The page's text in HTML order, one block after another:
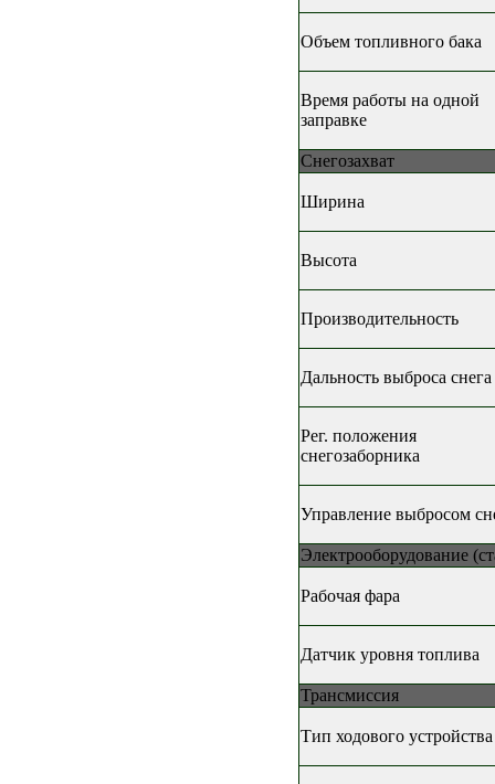
Объем топливного бака
Время работы на одной
заправке
Снегозахват
Ширина
Высота
Производительность
Дальность выброса снега
Рег. положения
снегозаборника
Управление выбросом
Электрооборудование
Рабочая фара
Датчик уровня топлива
Трансмиссия
Тип ходового устройства